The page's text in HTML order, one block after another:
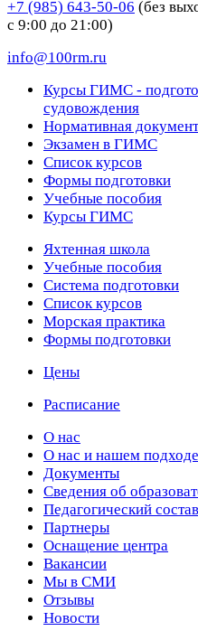
+7 (985) 643-50-06 (без
с 9:00 до 21:00)
info@100rm.ru
Курсы ГИМС -
судовождения
Нормативная
Экзамен в ГИМС
Список курсов
Формы подготовки
Учебные пособия
Курсы ГИМС
Яхтенная школа
Учебные пособия
Cистема подготовки
Список курсов
Морская практика
Формы подготовки
Цены
Расписание
О нас
О нас и нашем подходе
Документы
Сведения об
Педагогический состав
Партнеры
Оснащение центра
Вакансии
Мы в СМИ
Отзывы
Новости